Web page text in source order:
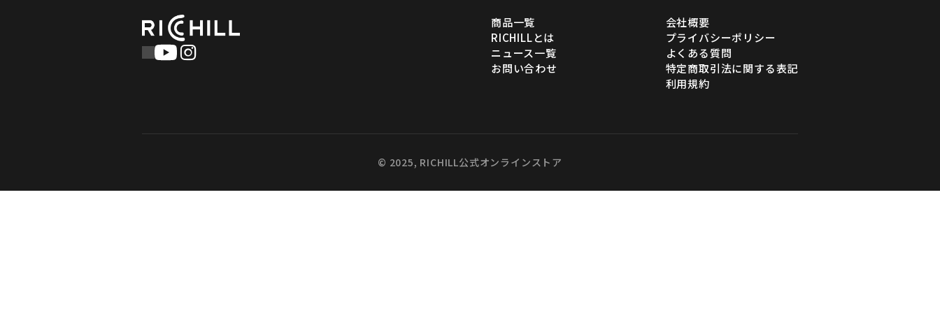
商品一覧
RICHILLとは
ニュース一覧
お問い合わせ
会社概要
プライバシーポリシー
よくある質問
特定商取引法に関する表記
利用規約
© 2025, RICHILL公式オンラインストア